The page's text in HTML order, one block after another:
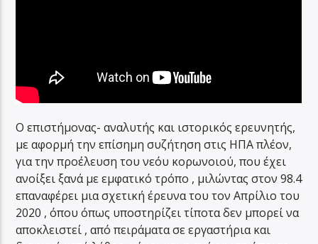
Ο επιστήμονας- αναλυτής και ιστορικός ερευνητής,
με αφορμή την επίσημη συζήτηση στις ΗΠΑ πλέον,
για την προέλευση του νεόυ κορωνοιού, που έχει
ανοίξει ξανά με εμφατικό τρόπο , μιλώντας στον 98.4
επαναφέρει μια σχετική έρευνα του τον Απρίλιο του
2020 , όπου όπως υποστηρίζει τίποτα δεν μπορεί να
αποκλειστεί , από πειράματα σε εργαστήρια και